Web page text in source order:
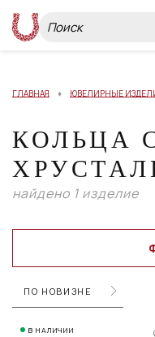
ГЛАВНАЯ ЮВЕЛИРНЫЕ
КОЛЬЦА
найдено 1 изделие
ПО НОВИЗНЕ
В НАЛИЧИИ